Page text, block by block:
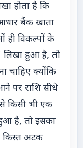
होता है कि
बैंक खाता
ही विकल्पों के
लिखा हुआ है, तो
चाहिए क्योंकि
पर राशि सीधे
किसी भी एक
है, तो इसका
किस्त अटक